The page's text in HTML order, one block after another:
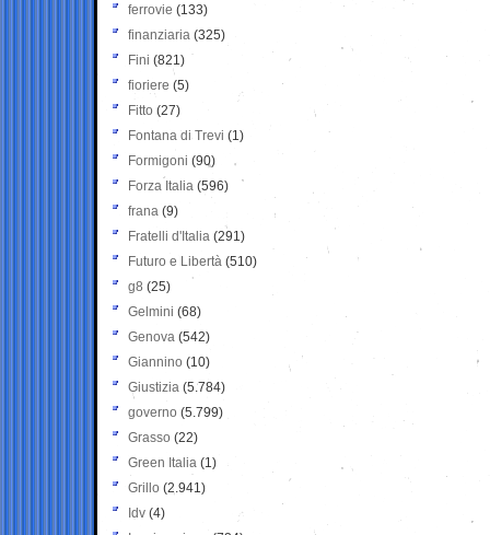
ferrovie (133)
finanziaria (325)
Fini (821)
fioriere (5)
Fitto (27)
Fontana di Trevi (1)
Formigoni (90)
Forza Italia (596)
frana (9)
Fratelli d'Italia (291)
Futuro e Libertà (510)
g8 (25)
Gelmini (68)
Genova (542)
Giannino (10)
Giustizia (5.784)
governo (5.799)
Grasso (22)
Green Italia (1)
Grillo (2.941)
Idv (4)